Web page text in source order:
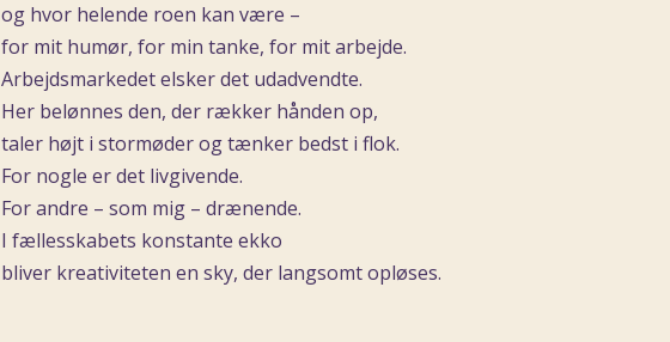
og hvor helende roen kan være –
for mit humør, for min tanke, for mit arbejde.
Arbejdsmarkedet elsker det udadvendte.
Her belønnes den, der rækker hånden op,
taler højt i stormøder og tænker bedst i flok.
For nogle er det livgivende.
For andre – som mig – drænende.
I fællesskabets konstante ekko
bliver kreativiteten en sky, der langsomt opløses.